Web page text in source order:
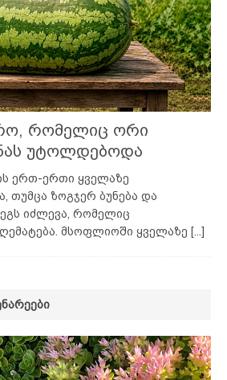
რომელიც ორი
უტოლდებოდა
ერთ-ერთი ყველაზე
თუმცა ზოგჯერ ბუნება და
იძლევა, რომელიც
მსოფლიოში ყველაზე [...]